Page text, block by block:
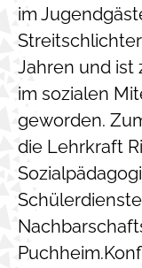
im
Jahren und ist
im sozialen
geworden.
die Lehrkraft